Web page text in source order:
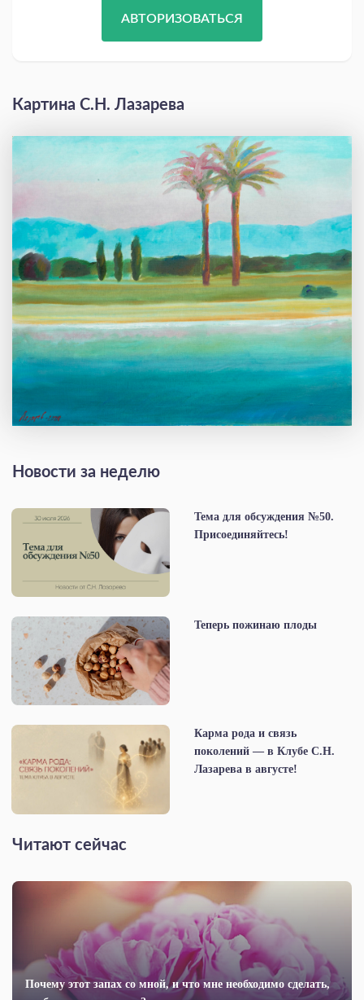
АВТОРИЗОВАТЬСЯ
Картина С.Н. Лазарева
Новости за неделю
Тема для обсуждения №50.
Присоединяйтесь!
Теперь пожинаю плоды
Карма рода и связь
поколений — в Клубе С.Н.
Лазарева в августе!
Читают сейчас
Почему этот запах со мной, и что мне необходимо сделать,